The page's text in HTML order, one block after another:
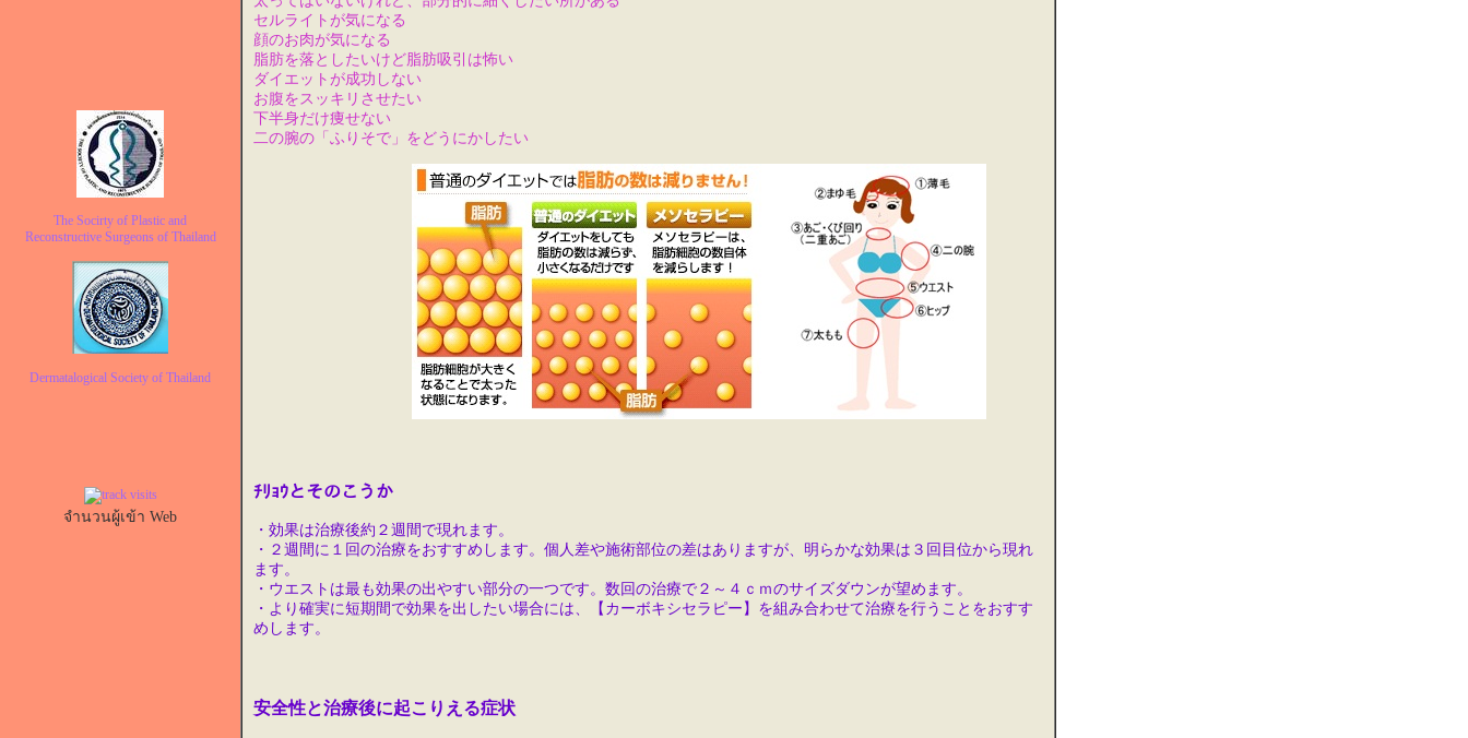
The Socirty of Plastic and
Reconstructive Surgeons of Thailand
Dermatalogical Society of Thailand
จำนวนผู้เข้า Web
セルライトが気になる
顔のお肉が気になる
脂肪を落としたいけど脂肪吸引は怖い
ダイエットが成功しない
お腹をスッキリさせたい
下半身だけ痩せない
二の腕の「ふりそで」をどうにかしたい
ﾁﾘｮｳとそのこうか
・効果は治療後約２週間で現れます。
・２週間に１回の治療をおすすめします。個人差や施術部位の差はありますが、明らかな効果は３回目位から現れ
ます。
・ウエストは最も効果の出やすい部分の一つです。数回の治療で２～４ｃｍのサイズダウンが望めます。
・より確実に短期間で効果を出したい場合には、【カーボキシセラピー】を組み合わせて治療を行うことをおすす
めします。
安全性と治療後に起こりえる症状